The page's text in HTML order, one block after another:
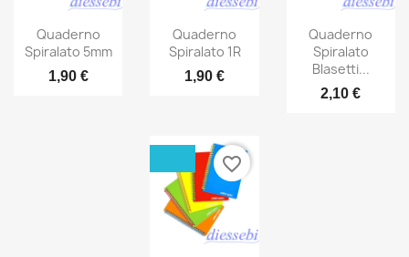
Quaderno
Spiralato 5mm
1,90 €
Quaderno
Spiralato 1R
1,90 €
Quaderno
Spiralato
Blasetti...
2,10 €
favorite_border